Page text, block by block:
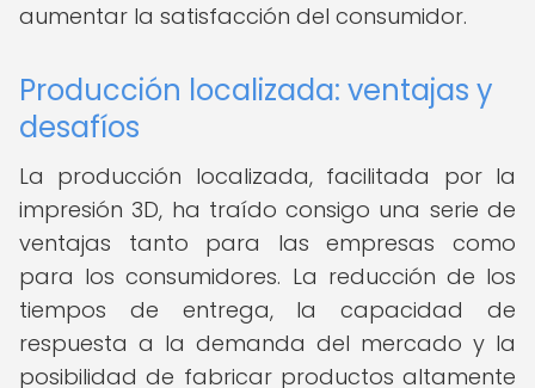
aumentar la satisfacción del consumidor.
Producción localizada: ventajas y
desafíos
La producción localizada, facilitada por la
impresión 3D, ha traído consigo una serie de
ventajas tanto para las empresas como
para los consumidores. La reducción de los
tiempos de entrega, la capacidad de
respuesta a la demanda del mercado y la
posibilidad de fabricar productos altamente